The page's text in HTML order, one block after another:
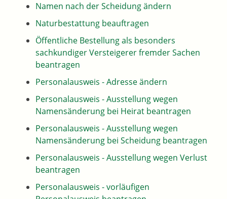
Namen nach der Scheidung ändern
Naturbestattung beauftragen
Öffentliche Bestellung als besonders
sachkundiger Versteigerer fremder Sachen
beantragen
Personalausweis - Adresse ändern
Personalausweis - Ausstellung wegen
Namensänderung bei Heirat beantragen
Personalausweis - Ausstellung wegen
Namensänderung bei Scheidung beantragen
Personalausweis - Ausstellung wegen Verlust
beantragen
Personalausweis - vorläufigen